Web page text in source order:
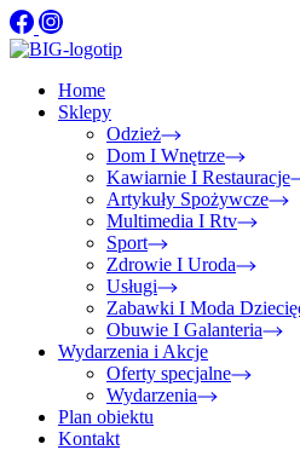
Home
Sklepy
Odzież
Dom I Wnętrze
Kawiarnie I Restauracje
Artykuły Spożywcze
Multimedia I Rtv
Sport
Zdrowie I Uroda
Usługi
Zabawki I Moda
Obuwie I Galanteria
Wydarzenia i Akcje
Oferty specjalne
Wydarzenia
Plan obiektu
Kontakt